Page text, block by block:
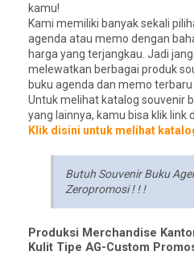
kamu!
Kami memiliki banyak sekali
agenda atau memo dengan
harga yang terjangkau. Jadi
melewatkan berbagai produk
buku agenda dan memo terbaru
Untuk melihat katalog souvenir
yang lainnya, kamu bisa klik link
Klik disini untuk melihat
Butuh Souvenir Buku
Zeropromosi ! ! !
Produksi Merchandise
Kulit Tipe AG-Custom